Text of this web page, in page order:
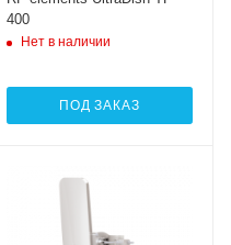
400
Нет в наличии
ПОД ЗАКАЗ